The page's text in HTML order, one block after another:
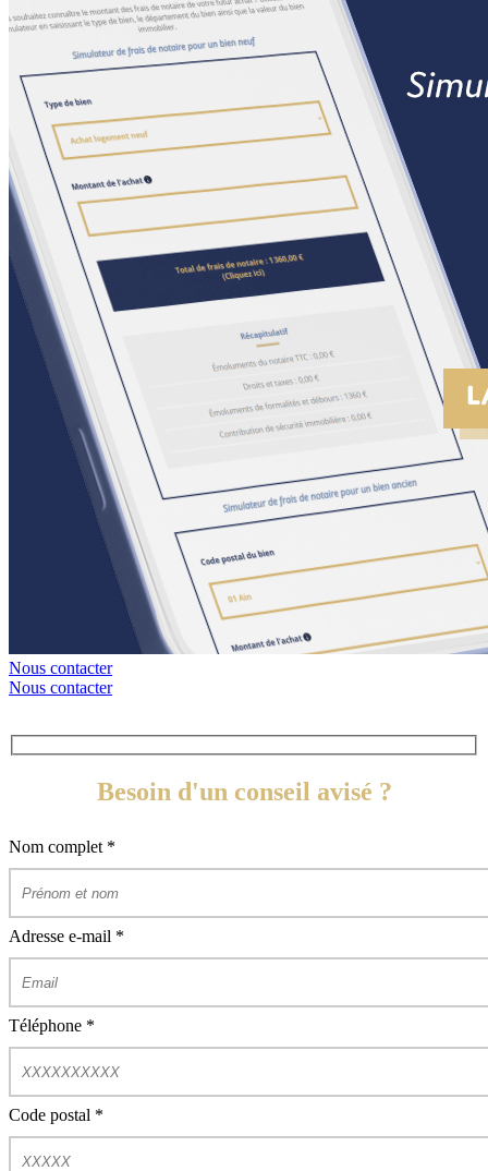
Nous contacter
Nous contacter
Besoin d'un conseil avisé ?
Nom complet *
Adresse e-mail *
Téléphone *
Code postal *